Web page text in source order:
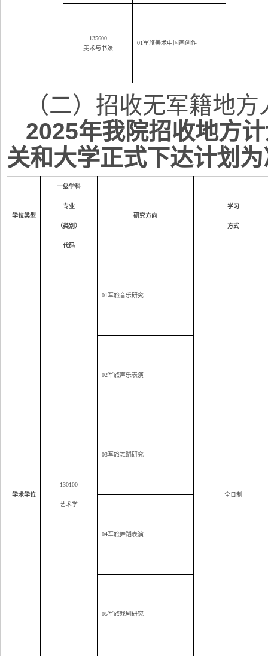
135600
美术与书法
01军旅美术中国画创作
（二）招收无军籍地
2025年我院招收地方
关和大学正式下达计划
学位类型
一级学科
专业
（类别）
代码
研究方向
学习
方式
学术学位
130100
艺术学
01军旅音乐研究
全日制
02军旅声乐表演
03军旅舞蹈研究
04军旅舞蹈表演
05军旅戏剧研究